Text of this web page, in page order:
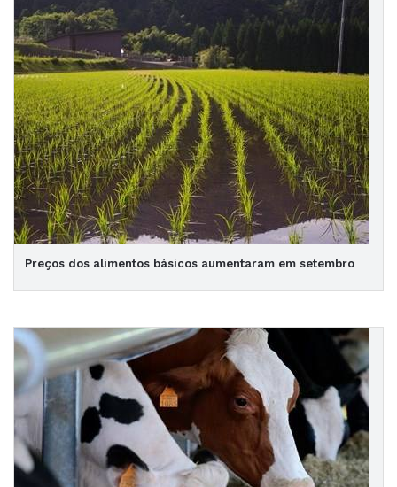
Preços dos alimentos básicos aumentaram em setembro